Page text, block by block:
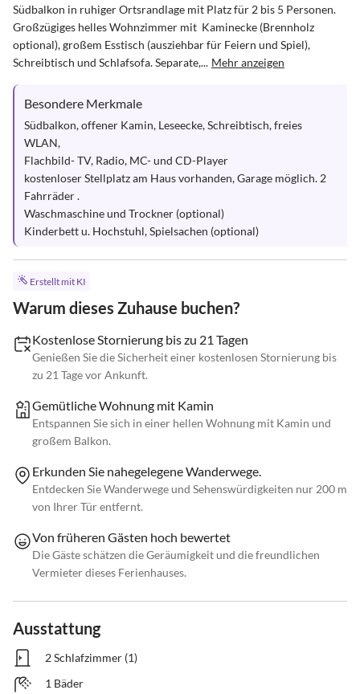
Südbalkon in ruhiger Ortsrandlage mit Platz für 2 bis 5 Personen.
Großzügiges helles Wohnzimmer mit  Kaminecke (Brennholz
optional), großem Esstisch (ausziehbar für Feiern und Spiel),
Schreibtisch und Schlafsofa. Separate,... Mehr anzeigen
Besondere Merkmale
Südbalkon, offener Kamin, Leseecke, Schreibtisch, freies
WLAN,
Flachbild- TV, Radio, MC- und CD-Player
kostenloser Stellplatz am Haus vorhanden, Garage möglich. 2
Fahrräder .
Waschmaschine und Trockner (optional)
Kinderbett u. Hochstuhl, Spielsachen (optional)
Erstellt mit KI
Warum dieses Zuhause buchen?
Kostenlose Stornierung bis zu 21 Tagen
Genießen Sie die Sicherheit einer kostenlosen Stornierung bis
zu 21 Tage vor Ankunft.
Gemütliche Wohnung mit Kamin
Entspannen Sie sich in einer hellen Wohnung mit Kamin und
großem Balkon.
Erkunden Sie nahegelegene Wanderwege.
Entdecken Sie Wanderwege und Sehenswürdigkeiten nur 200 m
von Ihrer Tür entfernt.
Von früheren Gästen hoch bewertet
Die Gäste schätzen die Geräumigkeit und die freundlichen
Vermieter dieses Ferienhauses.
Ausstattung
2 Schlafzimmer (1)
1 Bäder